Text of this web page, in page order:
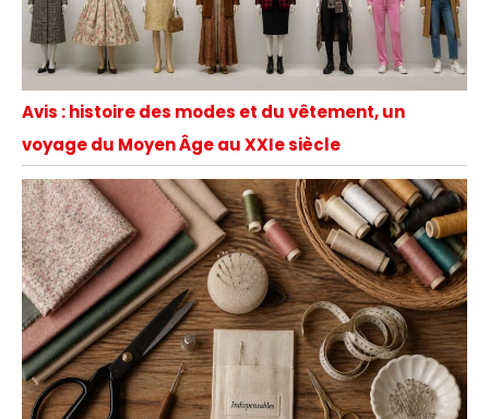
Avis : histoire des modes et du vêtement, un
voyage du Moyen Âge au XXIe siècle